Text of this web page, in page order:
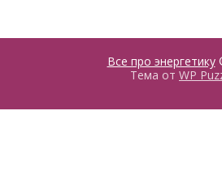
Все про энергетику
Тема от WP